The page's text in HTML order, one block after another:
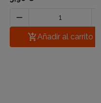

Añadir al carrito